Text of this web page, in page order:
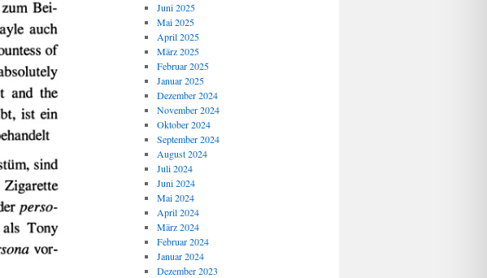
Juni 2025
Mai 2025
April 2025
März 2025
Februar 2025
Januar 2025
Dezember 2024
November 2024
Oktober 2024
September 2024
August 2024
Juli 2024
Juni 2024
Mai 2024
April 2024
März 2024
Februar 2024
Januar 2024
Dezember 2023